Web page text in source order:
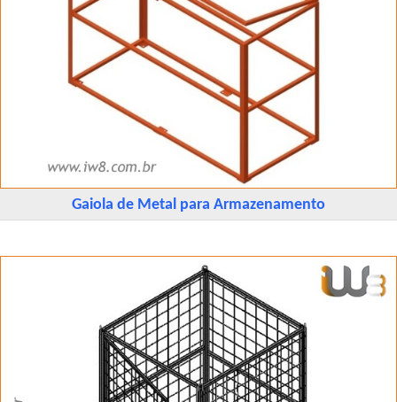
Gaiola de Metal para Armazenamento